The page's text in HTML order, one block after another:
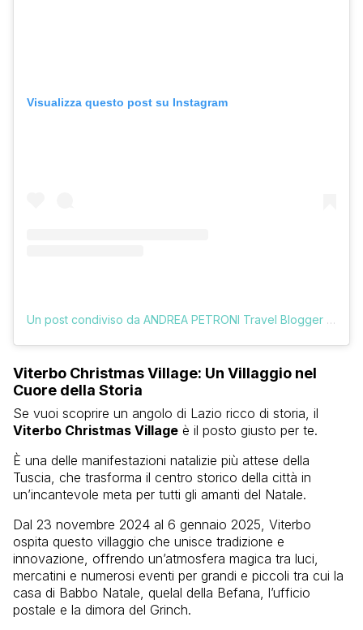
Visualizza questo post su Instagram
Un post condiviso da ANDREA PETRONI Travel Blogger (@vologratis)
Viterbo Christmas Village: Un Villaggio nel
Cuore della Storia
Se vuoi scoprire un angolo di Lazio ricco di storia, il
Viterbo Christmas Village è il posto giusto per te.
È una delle manifestazioni natalizie più attese della
Tuscia, che trasforma il centro storico della città in
un’incantevole meta per tutti gli amanti del Natale.
Dal 23 novembre 2024 al 6 gennaio 2025, Viterbo
ospita questo villaggio che unisce tradizione e
innovazione, offrendo un’atmosfera magica tra luci,
mercatini e numerosi eventi per grandi e piccoli tra cui la
casa di Babbo Natale, quelal della Befana, l’ufficio
postale e la dimora del Grinch.